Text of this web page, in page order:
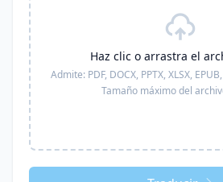
Haz clic o arrastra el
Admite: PDF, DOCX, PPTX, XLSX,
Tamaño máximo del